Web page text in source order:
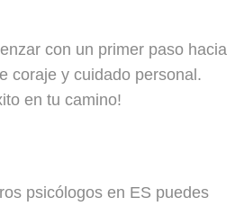
con un primer paso hacia
coraje y cuidado personal.
en tu camino!
psicólogos en ES puedes